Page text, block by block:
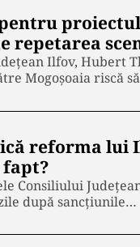
repetarea
Ilfov, Hubert
Mogoșoaia riscă
reforma lui
fapt?
Consiliului
după sancțiunile…